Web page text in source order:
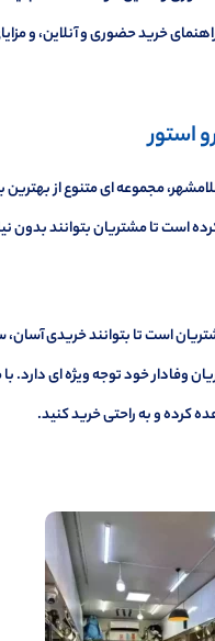
خرید حضوری و آنلاین، و
استور
مجموعه ای متنوع از
است تا مشتریان بتوانند بدون
است تا بتوانند خریدی
وفادار خود توجه ویژه ای دارد.
کرده و به راحتی خرید کنید.